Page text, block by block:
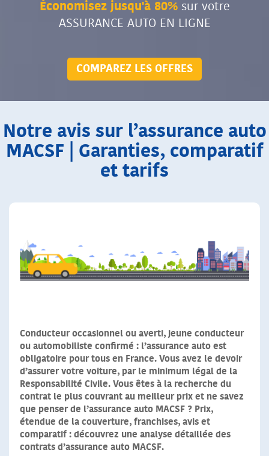
Économisez jusqu'à 80% sur votre
ASSURANCE AUTO EN LIGNE
COMPAREZ LES OFFRES
Notre avis sur l’assurance auto
MACSF | Garanties, comparatif
et tarifs
Conducteur occasionnel ou averti, jeune conducteur
ou automobiliste confirmé : l’assurance auto est
obligatoire pour tous en France. Vous avez le devoir
d’assurer votre voiture, par le minimum légal de la
Responsabilité Civile. Vous êtes à la recherche du
contrat le plus couvrant au meilleur prix et ne savez
que penser de l’assurance auto MACSF ? Prix,
étendue de la couverture, franchises, avis et
comparatif : découvrez une analyse détaillée des
contrats d’assurance auto MACSF.